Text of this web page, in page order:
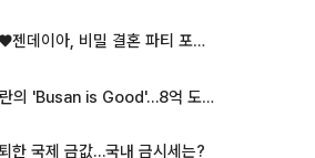
톰 홀랜드♥젠데이아, 비밀 결혼 파티 포착⋯호텔 대관비만 9억
'Busan is Good'…8억 도시브랜드, 용산 대통령실 CI 업체가 수행
한 국제 금값…국내 금시세는?